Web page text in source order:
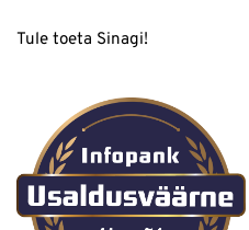
Tule toeta Sinagi!